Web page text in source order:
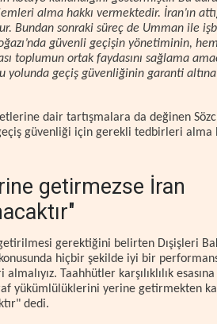
alma hakkı vermektedir. İran’ın
Bundan sonraki süreç de Umman ile
güvenli geçişin yönetiminin, hem
toplumun ortak faydasını sağlama
geçiş güvenliğinin garanti altına
dair tartışmalara da değinen
güvenliği için gerekli tedbirleri alma
getirmezse İran
gerektiğini belirten Dışişleri
hiçbir şekilde iyi bir
Taahhütler karşılıklılık
yükümlülüklerini yerine getirmekten
dedi.